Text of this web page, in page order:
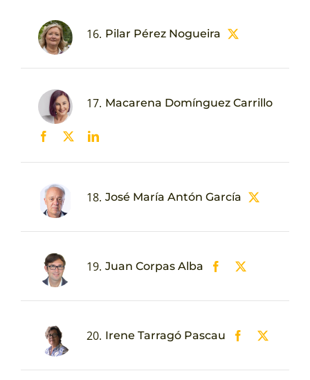
16. Pilar Pérez Nogueira
17. Macarena Domínguez Carrillo
18. José María Antón García
19. Juan Corpas Alba
20. Irene Tarragó Pascau